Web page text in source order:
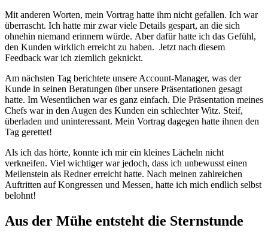
Mit anderen Worten, mein Vortrag hatte ihm nicht gefallen. Ich war
überrascht. Ich hatte mir zwar viele Details gespart, an die sich
ohnehin niemand erinnern würde. Aber dafür hatte ich das Gefühl,
den Kunden wirklich erreicht zu haben. Jetzt nach diesem
Feedback war ich ziemlich geknickt.
Am nächsten Tag berichtete unsere Account-Manager, was der
Kunde in seinen Beratungen über unsere Präsentationen gesagt
hatte. Im Wesentlichen war es ganz einfach. Die Präsentation meines
Chefs war in den Augen des Kunden ein schlechter Witz. Steif,
überladen und uninteressant. Mein Vortrag dagegen hatte ihnen den
Tag gerettet!
Als ich das hörte, konnte ich mir ein kleines Lächeln nicht
verkneifen. Viel wichtiger war jedoch, dass ich unbewusst einen
Meilenstein als Redner erreicht hatte. Nach meinen zahlreichen
Auftritten auf Kongressen und Messen, hatte ich mich endlich selbst
belohnt!
Aus der Mühe entsteht die Sternstunde